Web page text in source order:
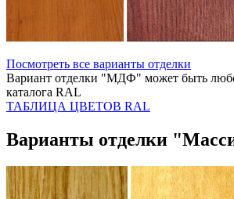
Посмотреть все варианты отделки
Вариант отделки "МДФ" может быть
каталога RAL
ТАБЛИЦА ЦВЕТОВ RAL
Варианты отделки